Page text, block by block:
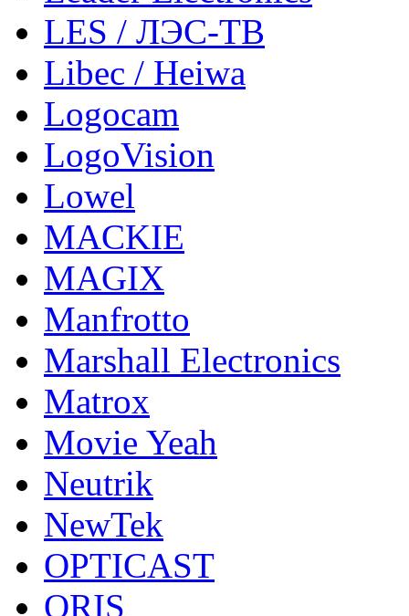
LES / ЛЭС-ТВ
Libec / Heiwa
Logocam
LogoVision
Lowel
MACKIE
MAGIX
Manfrotto
Marshall Electronics
Matrox
Movie Yeah
Neutrik
NewTek
OPTICAST
ORIS